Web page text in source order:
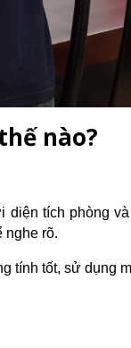
nào?
diện tích phòng
nghe rõ.
tính tốt, sử dụng